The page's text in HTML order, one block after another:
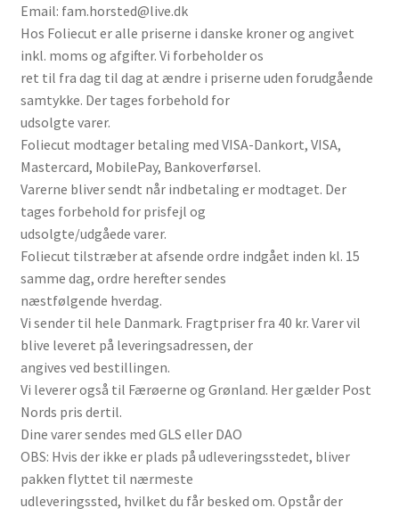
Email: fam.horsted@live.dk
Hos Foliecut er alle priserne i danske kroner og angivet
inkl. moms og afgifter. Vi forbeholder os
ret til fra dag til dag at ændre i priserne uden forudgående
samtykke. Der tages forbehold for
udsolgte varer.
Foliecut modtager betaling med VISA-Dankort, VISA,
Mastercard, MobilePay, Bankoverførsel.
Varerne bliver sendt når indbetaling er modtaget. Der
tages forbehold for prisfejl og
udsolgte/udgåede varer.
Foliecut tilstræber at afsende ordre indgået inden kl. 15
samme dag, ordre herefter sendes
næstfølgende hverdag.
Vi sender til hele Danmark. Fragtpriser fra 40 kr. Varer vil
blive leveret på leveringsadressen, der
angives ved bestillingen.
Vi leverer også til Færøerne og Grønland. Her gælder Post
Nords pris dertil.
Dine varer sendes med GLS eller DAO
OBS: Hvis der ikke er plads på udleveringsstedet, bliver
pakken flyttet til nærmeste
udleveringssted, hvilket du får besked om. Opstår der